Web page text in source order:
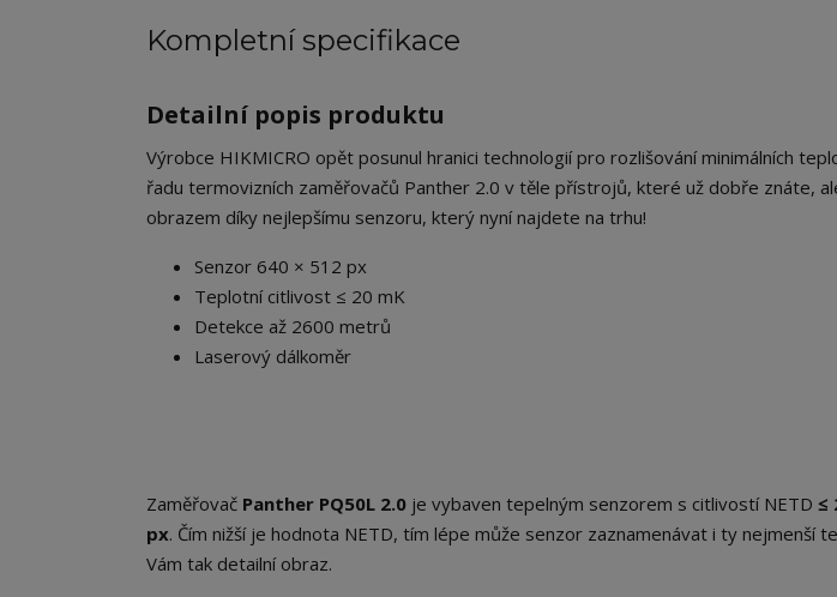
Kompletní specifikace
Detailní popis produktu
Výrobce HIKMICRO opět posunul hranici technologií pro rozlišování minimálních
řadu termovizních zaměřovačů Panther 2.0 v těle přístrojů, které už dobře znáte,
obrazem díky nejlepšímu senzoru, který nyní najdete na trhu!
Senzor 640 × 512 px
Teplotní citlivost ≤ 20 mK
Detekce až 2600 metrů
Laserový dálkoměr
Zaměřovač Panther PQ50L 2.0 je vybaven tepelným senzorem s citlivostí NETD ≤
px. Čím nižší je hodnota NETD, tím lépe může senzor zaznamenávat i ty nejmenší
Vám tak detailní obraz.